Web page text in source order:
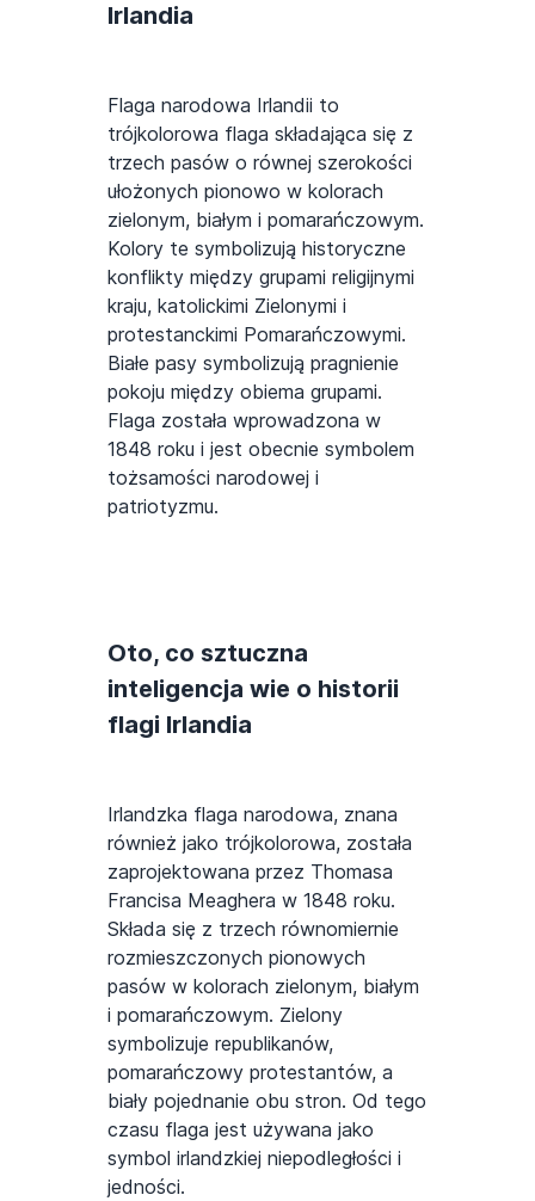
Irlandia
Flaga narodowa Irlandii to
trójkolorowa flaga składająca się z
trzech pasów o równej szerokości
ułożonych pionowo w kolorach
zielonym, białym i pomarańczowym.
Kolory te symbolizują historyczne
konflikty między grupami religijnymi
kraju, katolickimi Zielonymi i
protestanckimi Pomarańczowymi.
Białe pasy symbolizują pragnienie
pokoju między obiema grupami.
Flaga została wprowadzona w
1848 roku i jest obecnie symbolem
tożsamości narodowej i
patriotyzmu.
Oto, co sztuczna
inteligencja wie o historii
flagi Irlandia
Irlandzka flaga narodowa, znana
również jako trójkolorowa, została
zaprojektowana przez Thomasa
Francisa Meaghera w 1848 roku.
Składa się z trzech równomiernie
rozmieszczonych pionowych
pasów w kolorach zielonym, białym
i pomarańczowym. Zielony
symbolizuje republikanów,
pomarańczowy protestantów, a
biały pojednanie obu stron. Od tego
czasu flaga jest używana jako
symbol irlandzkiej niepodległości i
jedności.